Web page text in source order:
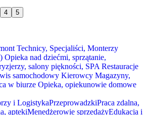
4 5
Technicy, Specjaliści, Monterzy
Opieka nad dziećmi, sprzątanie,
salony piękności, SPA Restauracje
samochodowy Kierowcy Magazyny,
w biurze Opieka, opiekunowie domowe
i LogistykaPrzeprowadzkiPraca zdalna,
aptekiMenedżerowie sprzedażyEdukacja i